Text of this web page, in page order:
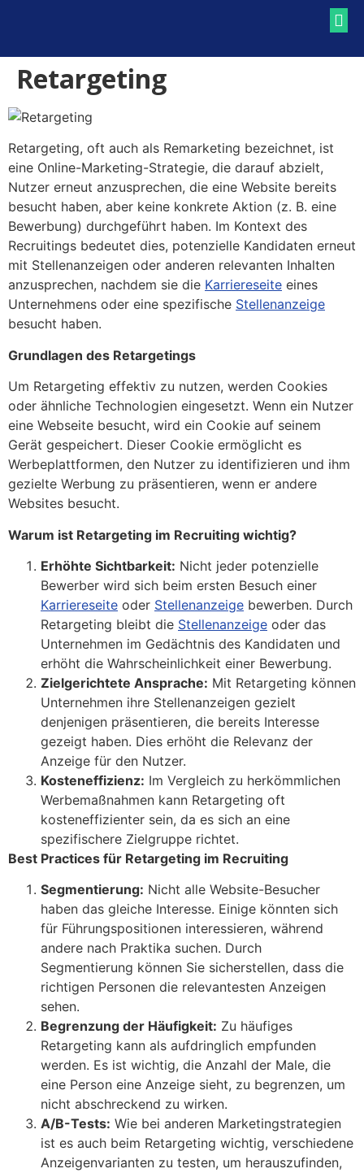
Retargeting
Retargeting, oft auch als Remarketing bezeichnet, ist
eine Online-Marketing-Strategie, die darauf abzielt,
Nutzer erneut anzusprechen, die eine Website bereits
besucht haben, aber keine konkrete Aktion (z. B. eine
Bewerbung) durchgeführt haben. Im Kontext des
Recruitings bedeutet dies, potenzielle Kandidaten erneut
mit Stellenanzeigen oder anderen relevanten Inhalten
anzusprechen, nachdem sie die Karriereseite eines
Unternehmens oder eine spezifische Stellenanzeige
besucht haben.
Grundlagen des Retargetings
Um Retargeting effektiv zu nutzen, werden Cookies
oder ähnliche Technologien eingesetzt. Wenn ein Nutzer
eine Webseite besucht, wird ein Cookie auf seinem
Gerät gespeichert. Dieser Cookie ermöglicht es
Werbeplattformen, den Nutzer zu identifizieren und ihm
gezielte Werbung zu präsentieren, wenn er andere
Websites besucht.
Warum ist Retargeting im Recruiting wichtig?
Erhöhte Sichtbarkeit: Nicht jeder potenzielle
Bewerber wird sich beim ersten Besuch einer
Karriereseite oder Stellenanzeige bewerben. Durch
Retargeting bleibt die Stellenanzeige oder das
Unternehmen im Gedächtnis des Kandidaten und
erhöht die Wahrscheinlichkeit einer Bewerbung.
Zielgerichtete Ansprache: Mit Retargeting können
Unternehmen ihre Stellenanzeigen gezielt
denjenigen präsentieren, die bereits Interesse
gezeigt haben. Dies erhöht die Relevanz der
Anzeige für den Nutzer.
Kosteneffizienz: Im Vergleich zu herkömmlichen
Werbemaßnahmen kann Retargeting oft
kosteneffizienter sein, da es sich an eine
spezifischere Zielgruppe richtet.
Best Practices für Retargeting im Recruiting
Segmentierung: Nicht alle Website-Besucher
haben das gleiche Interesse. Einige könnten sich
für Führungspositionen interessieren, während
andere nach Praktika suchen. Durch
Segmentierung können Sie sicherstellen, dass die
richtigen Personen die relevantesten Anzeigen
sehen.
Begrenzung der Häufigkeit: Zu häufiges
Retargeting kann als aufdringlich empfunden
werden. Es ist wichtig, die Anzahl der Male, die
eine Person eine Anzeige sieht, zu begrenzen, um
nicht abschreckend zu wirken.
A/B-Tests: Wie bei anderen Marketingstrategien
ist es auch beim Retargeting wichtig, verschiedene
Anzeigenvarianten zu testen, um herauszufinden,